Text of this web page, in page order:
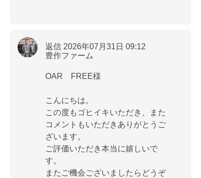
返信 2026年07月31日 09:12
豊作ファーム
OAR FREE様
こんにちは。
この度もゴヒイキいただき、また
コメントもいただきありがとうご
ざいます。
ご評価いただき本当に嬉しいで
す。
またご機会ございましたらどうぞ